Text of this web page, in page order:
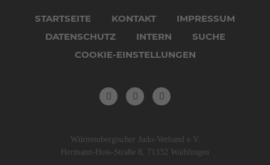
überspringenSTARTSEITE KONTAKT
IMPRESSUM
DATENSCHUTZ
INTERN
SUCHE
COOKIE-EINSTELLUNGEN
Württembergischer Judo-Verband e.V.
Hermann-Hess-Straße 8, 71332 Waiblingen